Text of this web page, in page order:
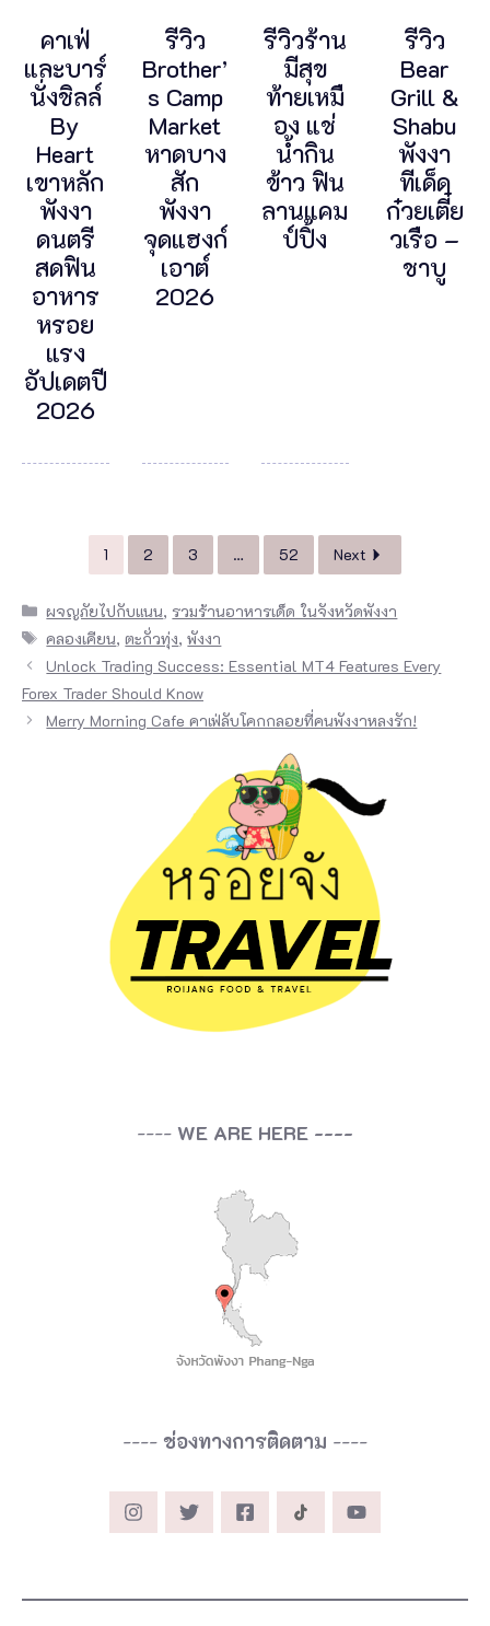
คาเฟ่
และบาร์
นั่งชิลล์
By
Heart
เขาหลัก
พังงา
ดนตรี
สดฟิน
อาหาร
หรอย
แรง
อัปเดตปี
2026
รีวิว
Brother’
s Camp
Market
หาดบาง
สัก
พังงา
จุดแฮงก์
เอาต์
2026
รีวิวร้าน
มีสุข
ท้ายเหมื
อง แช่
น้ำกิน
ข้าว ฟิน
ลานแคม
ป์ปิ้ง
รีวิว
Bear
Grill &
Shabu
พังงา
ทีเด็ด
ก๋วยเตี๋ย
วเรือ –
ชาบู
1 2 3 … 52 Next
Categories
ผจญภัยไปกับแนน, รวมร้านอาหารเด็ด ในจังหวัดพังงา
Tags
คลองเคียน,ตะกั่วทุ่ง,พังงา
Unlock Trading Success: Essential MT4 Features Every
Forex Trader Should Know
Merry Morning Cafe คาเฟ่ลับโคกกลอยที่คนพังงาหลงรัก!
---- WE ARE HERE ----
---- ช่องทางการติดตาม ----